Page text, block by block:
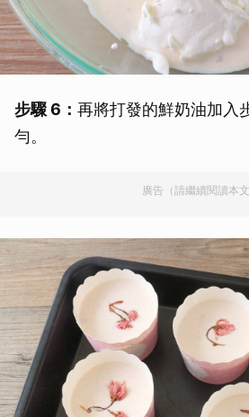
步驟 6： 再將打發的鮮奶油加入
勻。
廣告（請繼續閱讀本文